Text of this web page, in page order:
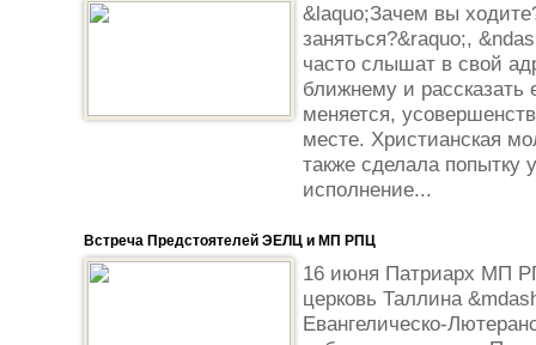
&laquo;Зачем вы
заняться?&raquo;,
часто слышат в свой
ближнему и
меняется,
месте. Христианская
также сделала попытку
исполнение...
Встреча Предстоятелей ЭЕЛЦ и МП РПЦ
16 июня Патриарх МП
церковь Таллина
Евангелическо-